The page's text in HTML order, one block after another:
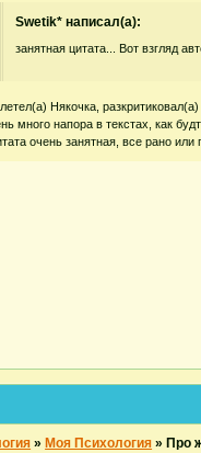
Swetik* написал(а):
занятная цитата... Вот взгляд
Някочка,
много напора в текстах, как
очень занятная, все рано или
» Моя Психология » Про